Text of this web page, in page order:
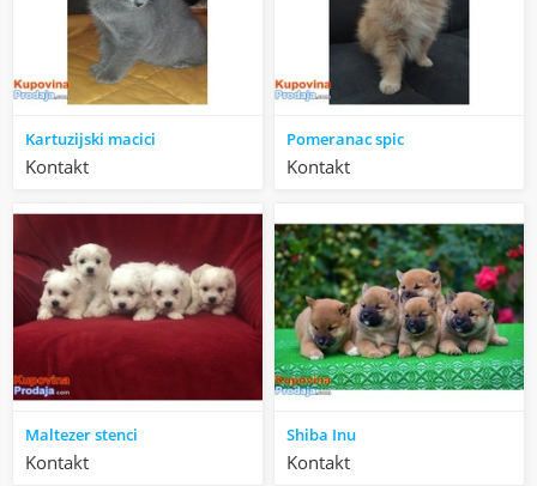
Kartuzijski macici
Kontakt
Pomeranac spic
Kontakt
Maltezer stenci
Kontakt
Shiba Inu
Kontakt